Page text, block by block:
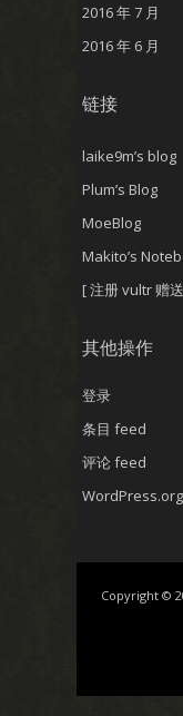
2016 年 7 月
2016 年 6 月
链接
laike9m’s blog
Plum’s Blog
MoeBlog
Makito’s
[ 注册 vultr 赠
其他操作
登录
条目 feed
评论 feed
WordPress.org
Copyright ©